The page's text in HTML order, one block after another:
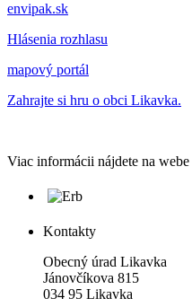
envipak.sk
Hlásenia rozhlasu
mapový portál
Zahrajte si hru o obci Likavka.
Viac informácii nájdete na webe
Kontakty
Obecný úrad Likavka
Jánovčíkova 815
034 95 Likavka